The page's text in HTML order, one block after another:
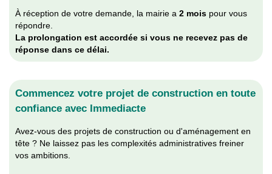
À réception de votre demande, la mairie a 2 mois pour vous
répondre.
La prolongation est accordée si vous ne recevez pas de
réponse dans ce délai.
Commencez votre projet de construction en toute
confiance avec Immediacte
Avez-vous des projets de construction ou d'aménagement en
tête ? Ne laissez pas les complexités administratives freiner
vos ambitions.